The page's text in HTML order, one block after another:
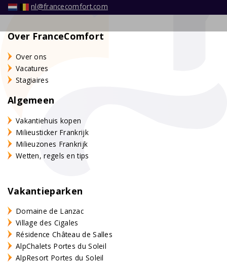
nl@francecomfort.com
Over FranceComfort
Over ons
Vacatures
Stagiaires
Algemeen
Vakantiehuis kopen
Milieusticker Frankrijk
Milieuzones Frankrijk
Wetten, regels en tips
Vakantieparken
Domaine de Lanzac
Village des Cigales
Résidence Château de Salles
AlpChalets Portes du Soleil
AlpResort Portes du Soleil